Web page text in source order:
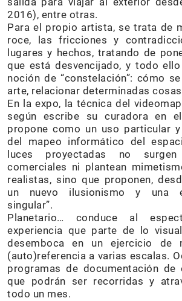
2016), entre otras.
Para el propio artista, se trata de
roce, las fricciones y
lugares y hechos, tratando de
que está desvencijado, y todo
noción de “constelación”: cómo
arte, relacionar determinadas
En la expo, la técnica del
según escribe su curadora en
propone como un uso particular y
del mapeo informático del
luces proyectadas no
comerciales ni plantean
realistas, sino que proponen,
un nuevo ilusionismo y una
singular”.
Planetario… conduce al
experiencia que parte de lo
desemboca en un ejercicio
(auto)referencia a varias escalas.
programas de documentación de
que podrán ser recorridas y
todo un mes.